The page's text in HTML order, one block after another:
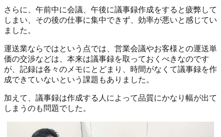
さらに、午前中に会議、午後に議事録作成をすると疲弊して
しまい、その後の仕事に集中できず、効率が悪いと感じてい
ました。
運送業ならではという点では、営業会議やお客様との運送単
価の交渉などは、本来は議事録を取っておくべきなのです
が、記録は各々のメモにとどまり、時間がなくて議事録を作
成できていないという課題もありました。
加えて、議事録は作成する人によって品質にかなり幅が出て
しまうのも問題でした。